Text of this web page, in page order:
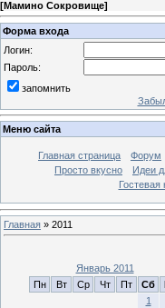
[Мамино Сокровище]
Форма входа
Логин:
Пароль:
запомнить
Меню сайта
Главная страница Форум
Просто вкусно
Идеи
Гостевая
Главная » 2011
Январь 2011
Пн
Вт Ср Чт Пт Сб
1